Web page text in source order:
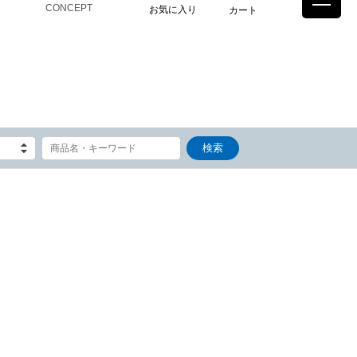
CONCEPT お気に入り カート